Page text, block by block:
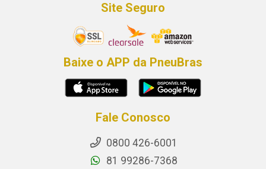
Site Seguro
Baixe o APP da PneuBras
Fale Conosco
0800 426-6001
81 99286-7368